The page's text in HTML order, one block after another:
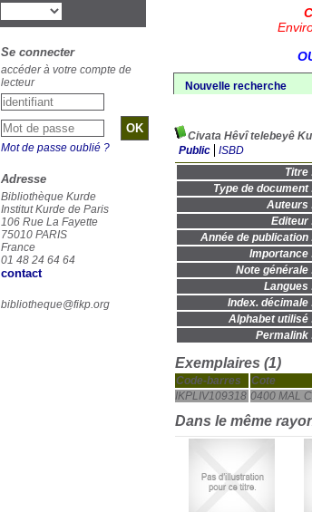
Nouvelle recherche
Public
ISBD
Titre
Type de document
Auteurs
Editeur
Année de publication
Importance
Note générale
Langues
Index. décimale
Alphabet utilisé
Permalink
Exemplaires (1)
Code-barres Cote
IKPLIV109318 0400 MAL
Dans le même
Se connecter
accéder à votre compte de
lecteur
Mot de passe oublié ?
Adresse
Bibliothèque Kurde
Institut Kurde de Paris
106 Rue La Fayette
75010 PARIS
France
01 48 24 64 64
contact
bibliotheque@fikp.org